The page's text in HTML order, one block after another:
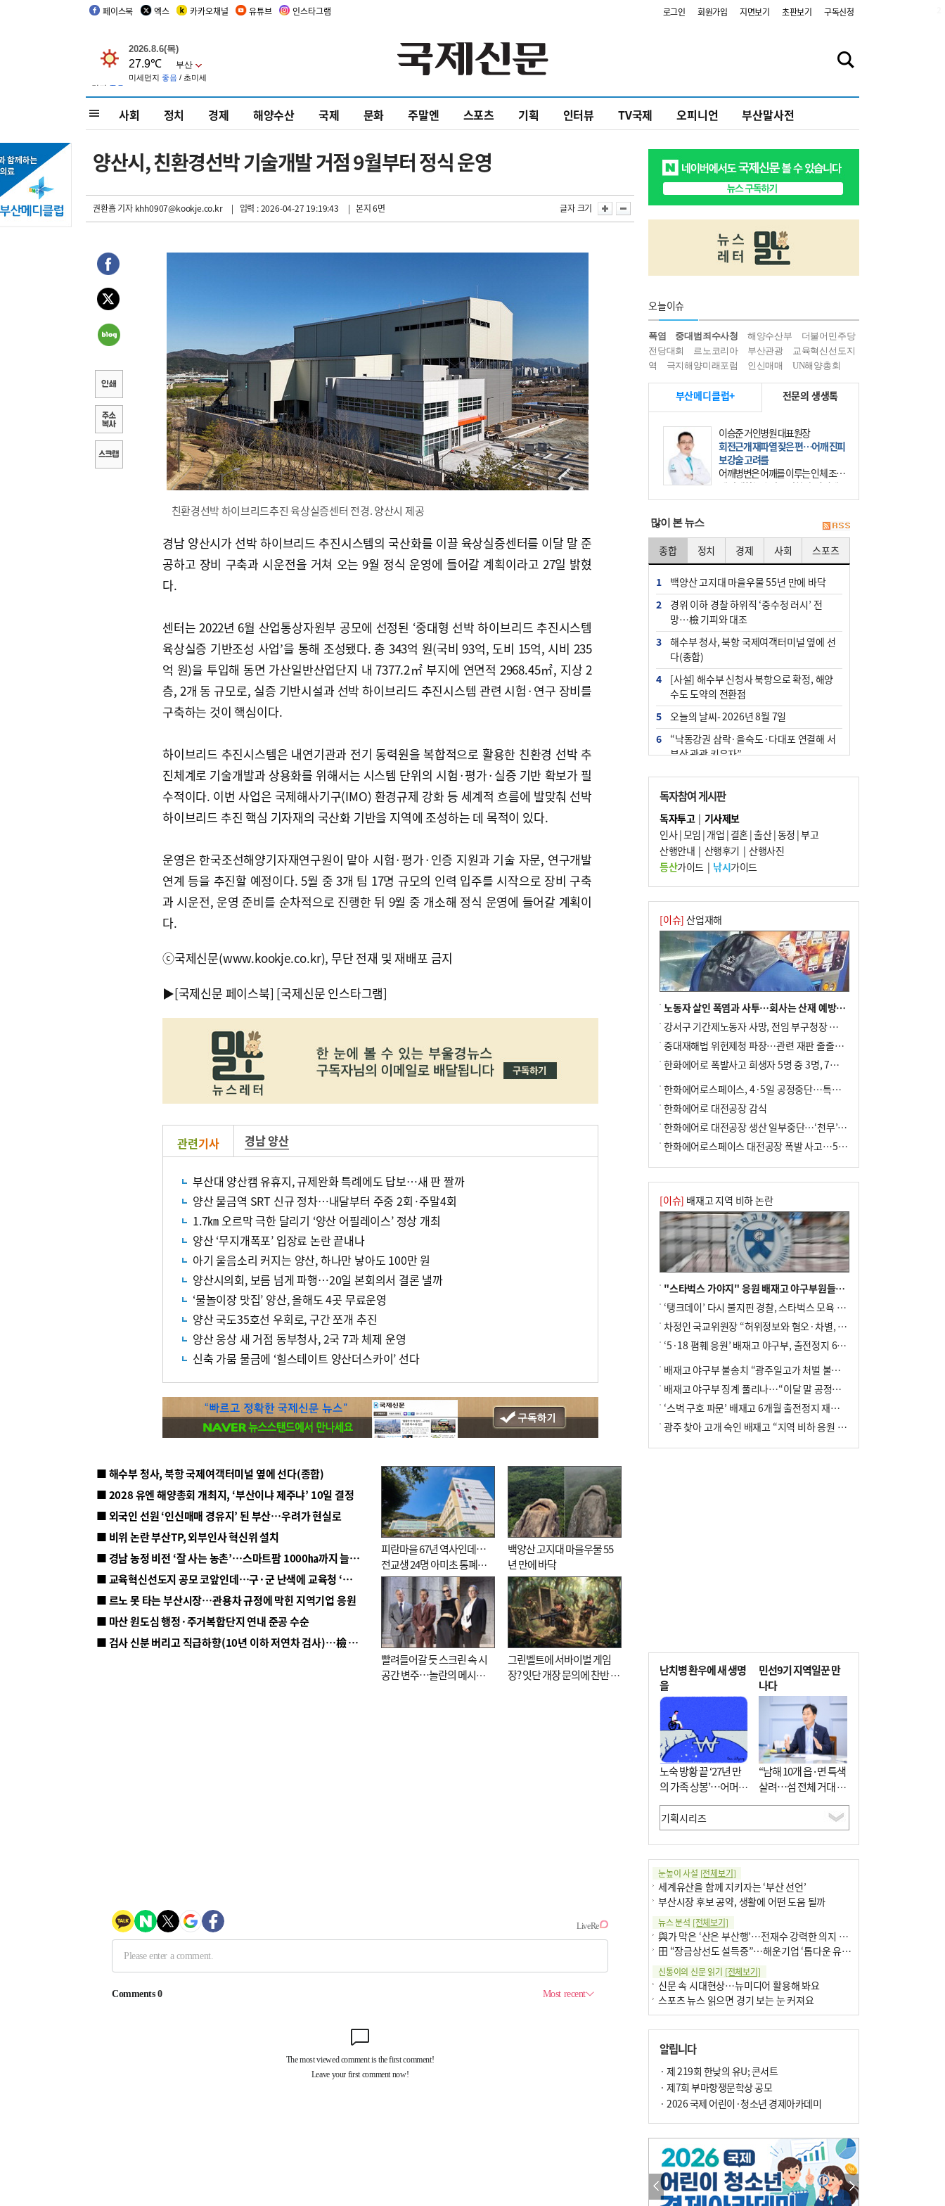
페이스북 엑스 카카오채널 유튜브 인스타그램 로그인 회원가입 지면보기 초판보기 구독신청
사회 정치 경제 해양수산 국제 문화 주말엔 스포츠 기획 인터뷰 TV국제 오피니언 부산말사전
양산시, 친환경선박 기술개발 거점 9월부터 정식 운영
권환흠 기자khh0907@kookje.co.kr | 입력 : 2026-04-27 19:19:43 | 본지 6면 글자 크기
친환경선박 하이브리드추진 육상실증센터 전경. 양산시 제공
경남 양산시가 선박 하이브리드 추진시스템의 국산화를 이끌 육상실증센터를 이달 말 준
공하고 장비 구축과 시운전을 거쳐 오는 9월 정식 운영에 들어갈 계획이라고 27일 밝혔
다.
센터는 2022년 6월 산업통상자원부 공모에 선정된 ‘중대형 선박 하이브리드 추진시스템
육상실증 기반조성 사업’을 통해 조성됐다. 총 343억 원(국비 93억, 도비 15억, 시비 235
억 원)을 투입해 동면 가산일반산업단지 내 7377.2㎡ 부지에 연면적 2968.45㎡, 지상 2
층, 2개 동 규모로, 실증 기반시설과 선박 하이브리드 추진시스템 관련 시험·연구 장비를
구축하는 것이 핵심이다.
하이브리드 추진시스템은 내연기관과 전기 동력원을 복합적으로 활용한 친환경 선박 추
진체계로 기술개발과 상용화를 위해서는 시스템 단위의 시험·평가·실증 기반 확보가 필
수적이다. 이번 사업은 국제해사기구(IMO) 환경규제 강화 등 세계적 흐름에 발맞춰 선박
하이브리드 추진 핵심 기자재의 국산화 기반을 지역에 조성하는 데 목적이 있다.
운영은 한국조선해양기자재연구원이 맡아 시험·평가·인증 지원과 기술 자문, 연구개발
연계 등을 추진할 예정이다. 5월 중 3개 팀 17명 규모의 인력 입주를 시작으로 장비 구축
과 시운전, 운영 준비를 순차적으로 진행한 뒤 9월 중 개소해 정식 운영에 들어갈 계획이
다.
ⓒ국제신문(www.kookje.co.kr), 무단 전재 및 재배포 금지
▶[국제신문 페이스북] [국제신문 인스타그램]
관련기사 경남 양산
부산대 양산캠 유휴지, 규제완화 특례에도 답보…새 판 짤까
양산 물금역 SRT 신규 정차…내달부터 주중 2회·주말4회
1.7㎞ 오르막 극한 달리기 ‘양산 어필레이스’ 정상 개최
양산 ‘무지개폭포’ 입장료 논란 끝내나
아기 울음소리 커지는 양산, 하나만 낳아도 100만 원
양산시의회, 보름 넘게 파행…20일 본회의서 결론 낼까
‘물놀이장 맛집’ 양산, 올해도 4곳 무료운영
양산 국도35호선 우회로, 구간 쪼개 추진
양산 웅상 새 거점 동부청사, 2국 7과 체제 운영
신축 가뭄 물금에 ‘힐스테이트 양산더스카이’ 선다
■ 해수부 청사, 북항 국제여객터미널 옆에 선다(종합)
■ 2028 유엔 해양총회 개최지, ‘부산이냐 제주냐’ 10일 결정
■ 외국인 선원 ‘인신매매 경유지’ 된 부산…우려가 현실로
■ 비위 논란 부산TP, 외부인사 혁신위 설치
■ 경남 농정 비전 ‘잘 사는 농촌’…스마트팜 1000㏊까지 늘린다
■ 교육혁신선도지 공모 코앞인데…구·군 난색에 교육청 ‘쩔쩔’
■ 르노 못 타는 부산시장…관용차 규정에 막힌 지역기업 응원
■ 마산 원도심 행정·주거복합단지 연내 준공 수순
■ 검사 신분 버리고 직급하향(10년 이하 저연차 검사)…檢 중수청행 기피
피란마을 67년 역사인데…
전교생 24명 아미초 통폐합
기로
백양산 고지대 마을우물 55
년 만에 바닥
빨려들어갈 듯 스크린 속 시
공간 변주…놀란의 메시지
그린벨트에 서바이벌 게임
장? 잇단 개장 문의에 찬반 논
오늘이슈
폭염 중대범죄수사청 해양수산부
더불어민주당
전당대회
르노코리아 부산관광
교육혁신선도지
역
극지해양미래포럼 인신매매 UN해양총회
부산메디클럽+ 전문의 생생톡
이승준 거인병원 대표원장
회전근개 재파열 잦은 편…어깨 진피
보강술 고려를
어깨병변은 어깨를 이루는 인체 조직
에 발생하는 손상을 말한다. 여기에
는 오십견과 회전근개 증후군, 어깨
많이 본 뉴스
종합 정치 경제 사회 스포츠
1
백양산 고지대 마을우물 55년 만에 바닥
2
경위 이하 경찰 하위직 ‘중수청 러시’ 전
망…檢 기피와 대조
3
해수부 청사, 북항 국제여객터미널 옆에 선
다(종합)
4
[사설] 해수부 신청사 북항으로 확정, 해양
수도 도약의 전환점
5
오늘의 날씨- 2026년 8월 7일
6
“낙동강권 삼락·을숙도·다대포 연결해 서
부산 관광 키우자”
7
부울경 주말부터 비소식…‘극한 폭염’ 한풀
꺾일 듯
8
피란마을 67년 역사인데…전교생 24명 아
미초 통폐합 기로
9
교육혁신선도지 공모 코앞인데…구·군 난
색에 교육청 ‘쩔쩔’
10 부산 청소년 극지탐험대 8인, 열흘간 북극
구석구석 누빈다
독자참여 게시판
독자투고| 기사제보
인사|모임 | 개업 | 결혼|출산|동정 |부고
산행안내 | 산행후기 | 산행사진
등산가이드| 낚시가이드
[이슈] 산업재해
노동자 살인 폭염과 사투…회사는 산재 예방·전기료 절감 전력
강서구 기간제노동자 사망, 전임 부구청장 檢 송치
중대재해법 위헌제청 파장…관련 재판 줄줄이 브레이크
한화에어로 폭발사고 희생자 5명 중 3명, 7일 영면
한화에어로스페이스, 4·5일 공정중단…특별 안전점검
한화에어로 대전공장 감식
한화에어로 대전공장 생산 일부중단…‘천무’ 수출 비상
한화에어로스페이스 대전공장 폭발 사고…5명 사망·2명 부상(종합)
[이슈] 배재고 지역 비하 논란
"스타벅스 가야지" 응원 배재고 야구부원들, 학교서 징계 처분
‘탱크데이’ 다시 불지핀 경찰, 스타벅스 모욕 혐의 압수수색
차정인 국교위원장 “허위정보와 혐오·차별, 학교 교실까지 유입"
‘5·18 폄훼 응원’ 배재고 야구부, 출전정지 6개월→1개월 감경
배재고 야구부 불송치 “광주일고가 처벌 불원 의사 표해”
배재고 야구부 징계 풀리나…“이달 말 공정위서 재심의”
‘스벅 구호 파문’ 배재고 6개월 출전정지 재심 신청키로
광주 찾아 고개 숙인 배재고 “지역 비하 응원 잘못”(종합)
난치병 환우에 새 생명
을
노숙 방황 끝 ‘27년 만
의 가족 상봉’…어머니
와 행복 꿈꿔
민선9기 지역일꾼 만
나다
“남해 10개 읍·면 특색
살려…섬 전체 거대 정
원으로 조성”
눈높이 사설 [전체보기]
세계유산을 함께 지키자는 ‘부산 선언’
부산시장 후보 공약, 생활에 어떤 도움 될까
뉴스 분석 [전체보기]
與가 막은 ‘산은 부산행’…전재수 강력한 의지 표명 없인 공염불
田 “장금상선도 설득중”…해운기업 ‘톱다운 유치전’ 가속
신통이의 신문 읽기 [전체보기]
신문 속 시대현상…뉴미디어 활용해 봐요
스포츠 뉴스 읽으면 경기 보는 눈 커져요
구·군 승진 축하화분 관행 없애자니 소상공인 울상
팩트체크[전체보기]
의령 한우산 털중나리
한 손 뉴스[전체보기]
시민이 개발한 폭염 대응 앱 ‘그늘로’ 길안내 지도 등 인기
골목 맛집 발굴 고메 셀렉션…부산시, 페스티벌 시월 연계
알립니다
· 제 219회 한낮의 유U; 콘서트
· 제7회 부마항쟁문학상 공모
· 2026 국제 어린이·청소년 경제아카데미